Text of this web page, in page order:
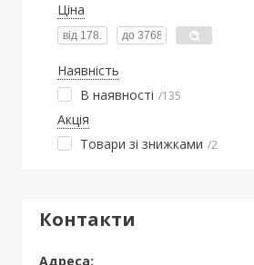
Ціна
Наявність
В наявності
135
Акція
Товари зі знижками 2
Контакти